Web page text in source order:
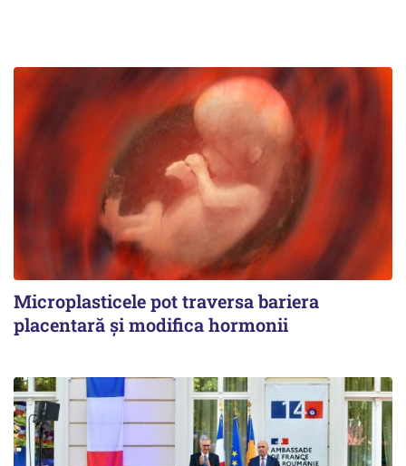
Microplasticele pot traversa bariera
placentară și modifica hormonii